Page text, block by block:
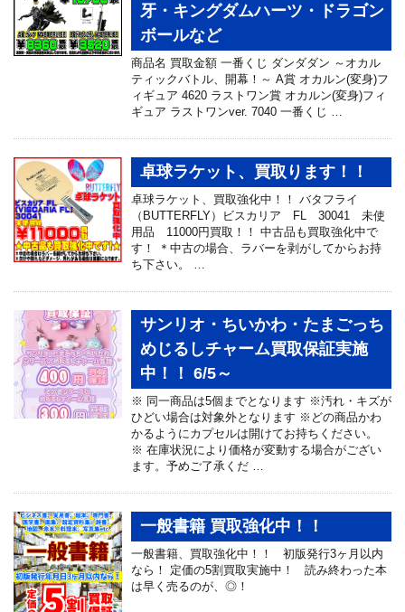
牙・キングダムハーツ・ドラゴン
ボールなど
商品名 買取金額 一番くじ ダンダダン ～オカル
ティックバトル、開幕！～ A賞 オカルン(変身)フ
ィギュア 4620 ラストワン賞 オカルン(変身)フィ
ギュア ラストワンver. 7040 一番くじ …
卓球ラケット、買取ります！！
卓球ラケット、買取強化中！！ バタフライ
（BUTTERFLY）ビスカリア FL 30041 未使
用品 11000円買取！！ 中古品も買取強化中で
す！ ＊中古の場合、ラバーを剥がしてからお持
ち下さい。 …
サンリオ・ちいかわ・たまごっち
めじるしチャーム買取保証実施
中！！ 6/5～
※ 同一商品は5個までとなります ※汚れ・キズが
ひどい場合は対象外となります ※どの商品かわ
かるようにカプセルは開けてお持ちください。
※ 在庫状況により価格が変動する場合がござい
ます。予めご了承くだ …
一般書籍 買取強化中！！
一般書籍、買取強化中！！ 初版発行3ヶ月以内
なら！ 定価の5割買取実施中！ 読み終わった本
は早く売るのが、◎！